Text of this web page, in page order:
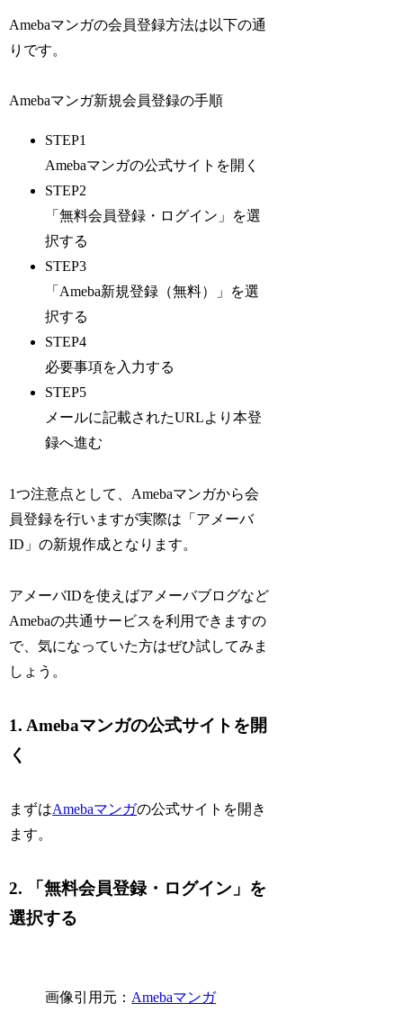
Amebaマンガの会員登録方法は以下の通
りです。
Amebaマンガ新規会員登録の手順
STEP1
Amebaマンガの公式サイトを開く
STEP2
「無料会員登録・ログイン」を選
択する
STEP3
「Ameba新規登録（無料）」を選
択する
STEP4
必要事項を入力する
STEP5
メールに記載されたURLより本登
録へ進む
1つ注意点として、Amebaマンガから会
員登録を行いますが実際は「アメーバ
ID」の新規作成となります。
アメーバIDを使えばアメーバブログなど
Amebaの共通サービスを利用できますの
で、気になっていた方はぜひ試してみま
しょう。
1. Amebaマンガの公式サイトを開
く
まずはAmebaマンガの公式サイトを開き
ます。
2. 「無料会員登録・ログイン」を
選択する
画像引用元： Amebaマンガ